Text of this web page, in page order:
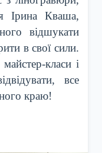
Ірина Кваша,
відшукати
в свої сили.
класи і
все
краю!